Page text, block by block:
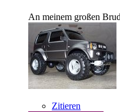
An meinem großen
Zitieren